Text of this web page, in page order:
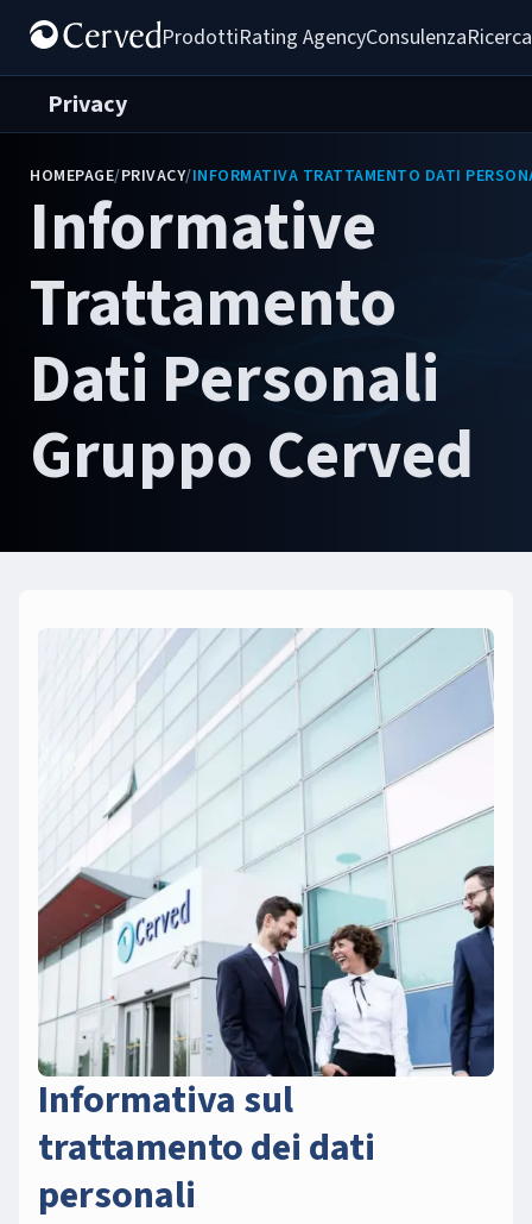
ProdottiRating AgencyConsulenza
Privacy
HOMEPAGE/PRIVACY/INFORMATIVA TRATTAMENTO DATI
Informative
Trattamento
Dati Personali
Gruppo Cerved
Informativa sul
trattamento dei dati
personali